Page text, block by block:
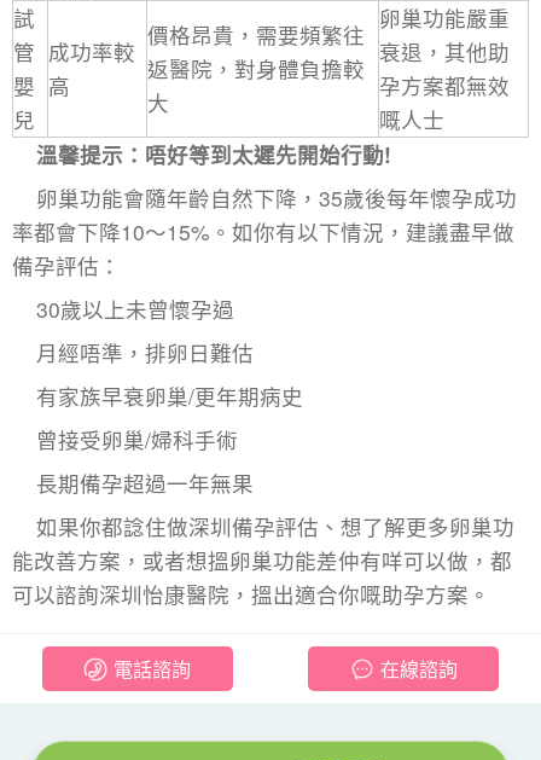
試
管
嬰
兒
成功率較
高
價格昂貴，需要頻繁往
返醫院，對身體負擔較
大
卵巢功能嚴重
衰退，其他助
孕方案都無效
嘅人士
溫馨提示：唔好等到太遲先開始行動!
卵巢功能會隨年齡自然下降，35歲後每年懷孕成功
率都會下降10～15%。如你有以下情況，建議盡早做
備孕評估：
30歲以上未曾懷孕過
月經唔準，排卵日難估
有家族早衰卵巢/更年期病史
曾接受卵巢/婦科手術
長期備孕超過一年無果
如果你都諗住做深圳備孕評估 、想了解更多卵巢功
能改善方案，或者想搵卵巢功能差仲有咩可以做，都
可以諮詢深圳怡康醫院，搵出適合你嘅助孕方案。
電話諮詢 在線諮詢